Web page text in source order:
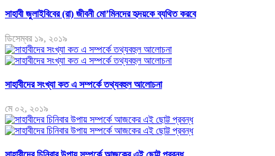
সাহাবী জুলাইবিবের (রা) জীবনী মো’মিনদের হৃদয়কে ব্যথিত করবে
ডিসেম্বর ১৯, ২০১৯
সাহাবীদের সংখ্যা কত এ সম্পর্কে তথ্যবহুল আলোচনা
মে ০২, ২০১৯